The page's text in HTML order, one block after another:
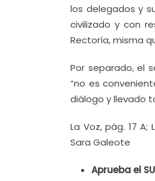
los delegados y
civilizado y con
Rectoría, misma
Por separado, el
“no es
diálogo y llevado
La Voz, pág. 17
Sara Galeote
Aprueba el